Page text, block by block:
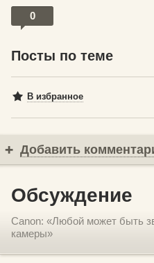
0
Посты по теме
В избранное
Добавить
Обсуждение
Canon: «Любой может быть
камеры»